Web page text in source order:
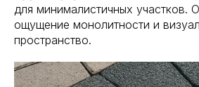
для минималистичных участков.
ощущение монолитности и
пространство.